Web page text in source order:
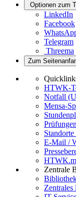
Optionen zum
LinkedIn
Facebook
Telegram
Threema
Zum
HTWK-
Notfall
Mensa-
Prüfungen
E-Mail /
Zentrale
Zentrales